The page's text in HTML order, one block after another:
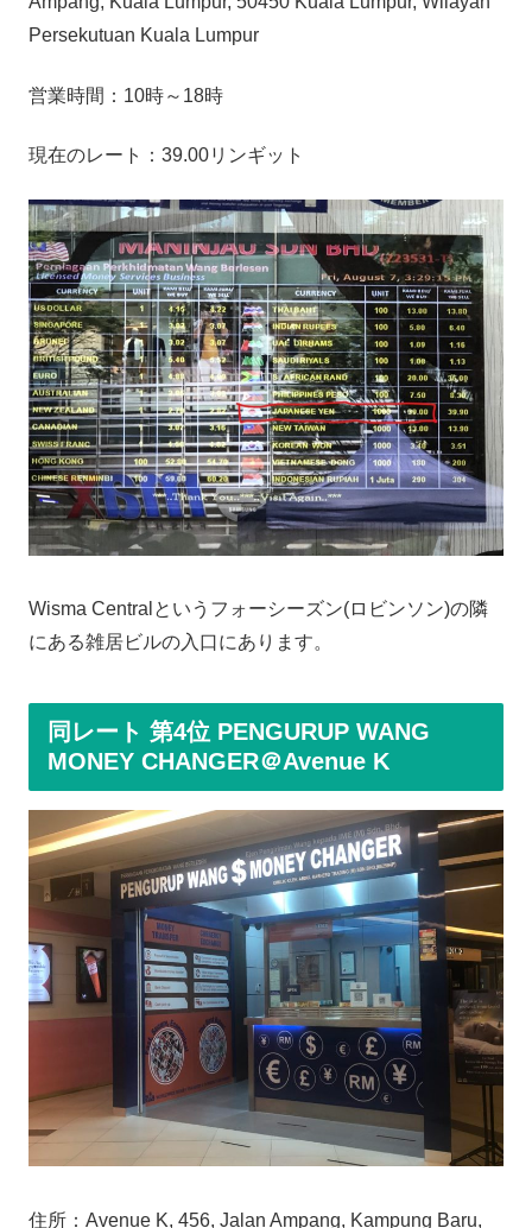
Persekutuan Kuala Lumpur
営業時間：10時～18時
現在のレート：39.00リンギット
Wisma Centralというフォーシーズン(ロビンソン)の隣
にある雑居ビルの入口にあります。
同レート 第4位 PENGURUP WANG
MONEY CHANGER＠Avenue K
住所：Avenue K, 456, Jalan Ampang, Kampung Baru,